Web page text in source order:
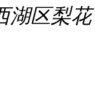
湖区梨花